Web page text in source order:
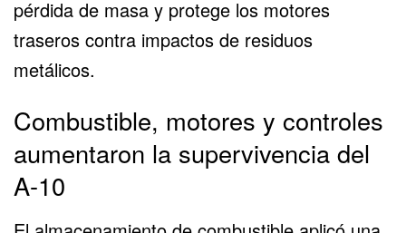
pérdida de masa y protege los motores
traseros contra impactos de residuos
metálicos.
Combustible, motores y controles
aumentaron la supervivencia del
A-10